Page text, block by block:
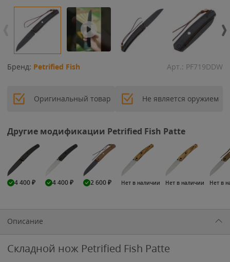
Бренд: Petrified Fish Арт.: PF719DDW
Оригинальный товар Не является оружием
Другие модификации Petrified Fish Patte
4 400₽ 4 400₽ 2 600₽ Нет в наличии Нет в наличии Нет в
Описание
Складной нож Petrified Fish Patte